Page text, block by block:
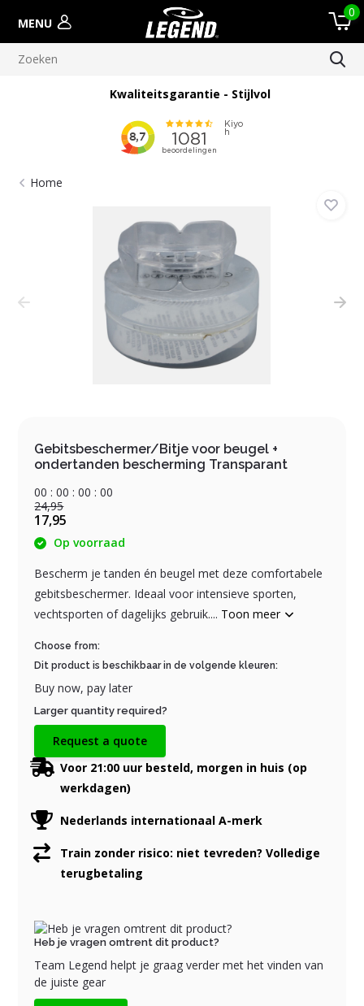
MENU
0
Kwaliteitsgarantie - Stijlvol
Home
Gebitsbeschermer/Bitje voor beugel +
ondertanden bescherming Transparant
00 :00 :00 :00
24,95
17,95
Op voorraad
Bescherm je tanden én beugel met deze comfortabele
gebitsbeschermer. Ideaal voor intensieve sporten,
vechtsporten of dagelijks gebruik.... Toon meer
Choose from:
Dit product is beschikbaar in de volgende kleuren:
Buy now, pay later
Larger quantity required?
Request a quote
Voor 21:00 uur besteld, morgen in huis (op
werkdagen)
Nederlands internationaal A-merk
Train zonder risico: niet tevreden? Volledige
terugbetaling
Heb je vragen omtrent dit product?
Team Legend helpt je graag verder met het vinden van
de juiste gear